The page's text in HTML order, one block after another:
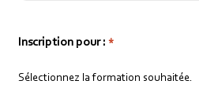
Inscription pour : *
Sélectionnez la formation souhaitée.